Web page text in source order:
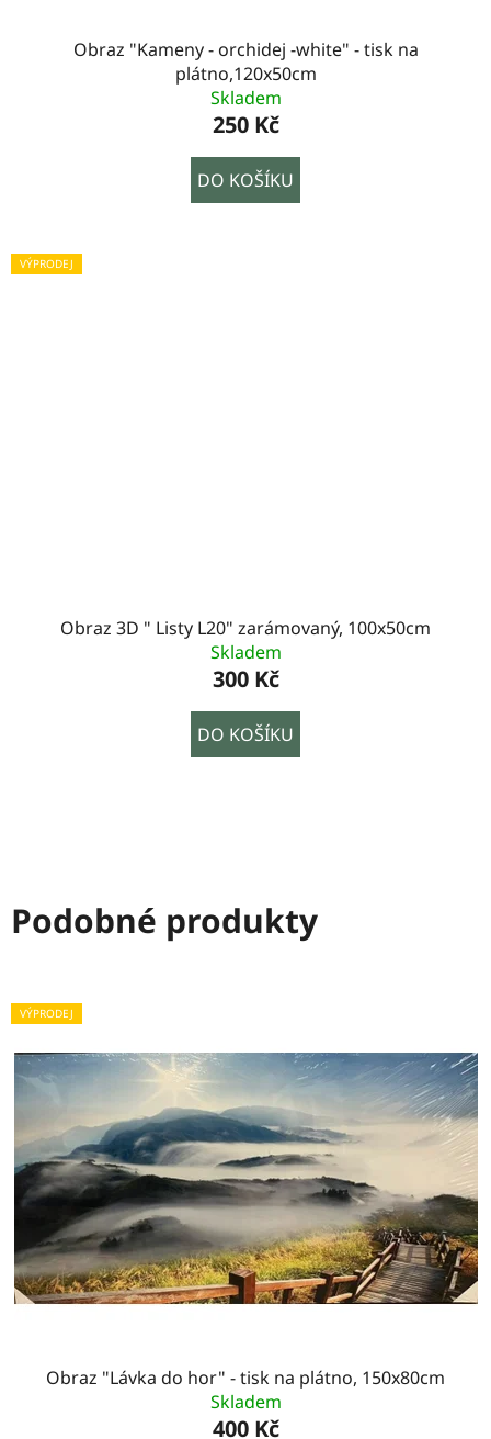
Obraz "Kameny - orchidej -white" - tisk na
plátno,120x50cm
Skladem
250 Kč
DO KOŠÍKU
VÝPRODEJ
Obraz 3D " Listy L20" zarámovaný, 100x50cm
Skladem
300 Kč
DO KOŠÍKU
Podobné produkty
VÝPRODEJ
Obraz "Lávka do hor" - tisk na plátno, 150x80cm
Skladem
400 Kč